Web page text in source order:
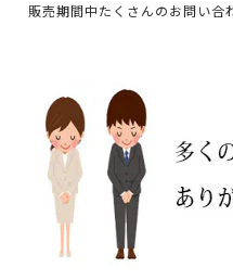
販売期間中たくさんのお問い合